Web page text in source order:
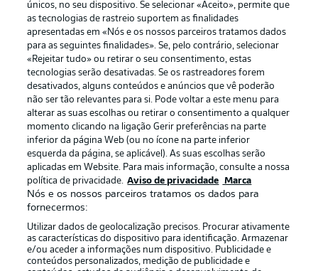
Publicidade Avisos legais
Gerir preferências Aviso de privacidade
Trabalhe conosco
Marca Contato
Jogadores
únicos, no seu dispositivo. Se selecionar «Aceito», permite que
as tecnologias de rastreio suportem as finalidades
apresentadas em «Nós e os nossos parceiros tratamos dados
para as seguintes finalidades». Se, pelo contrário, selecionar
«Rejeitar tudo» ou retirar o seu consentimento, estas
tecnologias serão desativadas. Se os rastreadores forem
desativados, alguns conteúdos e anúncios que vê poderão
não ser tão relevantes para si. Pode voltar a este menu para
alterar as suas escolhas ou retirar o consentimento a qualquer
momento clicando na ligação Gerir preferências na parte
inferior da página Web (ou no ícone na parte inferior
esquerda da página, se aplicável). As suas escolhas serão
aplicadas em Website. Para mais informação, consulte a nossa
política de privacidade. Aviso de privacidade Marca
Nós e os nossos parceiros tratamos os dados para
fornecermos:
Utilizar dados de geolocalização precisos. Procurar ativamente
as características do dispositivo para identificação. Armazenar
e/ou aceder a informações num dispositivo. Publicidade e
conteúdos personalizados, medição de publicidade e